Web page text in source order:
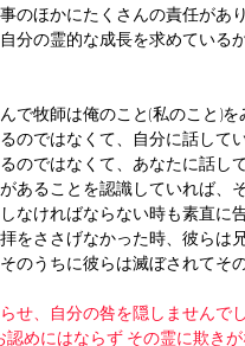
のほかにたくさんの責任があ
分の霊的な成長を求めている
牧師は俺のこと(私のこと)を
のではなくて、自分に話して
のではなくて、あなたに話し
あることを認識していれば、
なければならない時も素直に
をささげなかった時、彼らは
うちに彼らは滅ぼされてそ
せ、自分の咎を隠しませんで
めにはならず その霊に欺きが